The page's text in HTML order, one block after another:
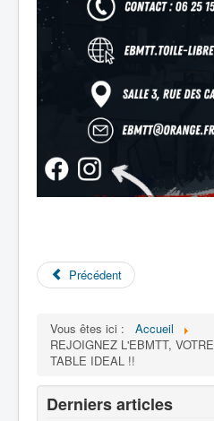
Précédent
Vous êtes ici :
Accueil
REJOIGNEZ L'EBMTT,
TABLE IDEAL !!
Derniers articles